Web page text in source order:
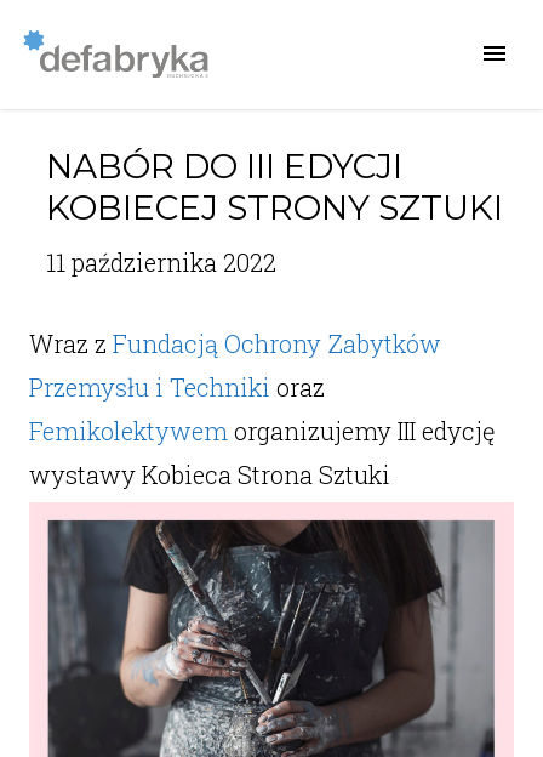
NABÓR DO III EDYCJI
KOBIECEJ STRONY SZTUKI
11 października 2022
Wraz z Fundacją Ochrony Zabytków
Przemysłu i Techniki oraz
Femikolektywem organizujemy III edycję
wystawy Kobieca Strona Sztuki